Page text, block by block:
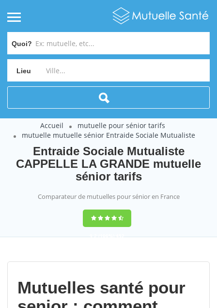
Quoi?
Lieu
Accueil
mutuelle pour sénior tarifs
mutuelle mutuelle sénior Entraide Sociale Mutualiste
Entraide Sociale Mutualiste
CAPPELLE LA GRANDE mutuelle
sénior tarifs
Comparateur de mutuelles pour sénior en France
9,2(100%)452
Mutuelles santé pour